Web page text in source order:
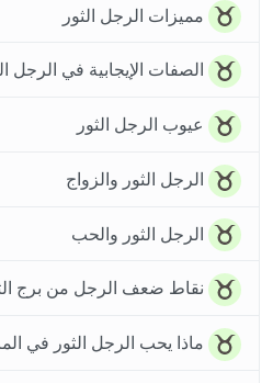
مميزات الرجل الثور
الصفات الإيجابية في الرجل
عيوب الرجل الثور
الرجل الثور والزواج
الرجل الثور والحب
نقاط ضعف الرجل من برج
ماذا يحب الرجل الثور في